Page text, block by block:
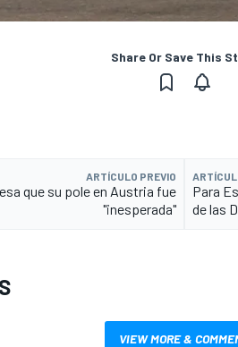
Share Or Save This
ARTÍCULO PREVIO
que su pole en Austria fue
"inesperada"
Para
de las
VIEW MORE &